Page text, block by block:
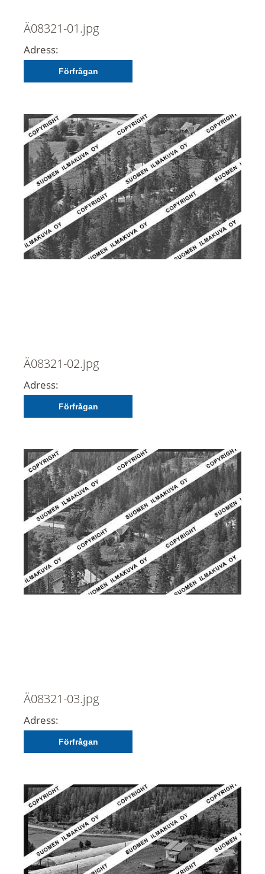
Ä08321-01.jpg
Adress:
Förfrågan
Ä08321-02.jpg
Adress:
Förfrågan
Ä08321-03.jpg
Adress:
Förfrågan